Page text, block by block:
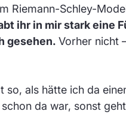
Riemann-Schley-
ihr in mir stark eine
gesehen. Vorher nicht
so, als hätte ich da
da war, sonst